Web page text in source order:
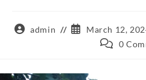
Postadmin
Post
published:
March 12,
Post 0